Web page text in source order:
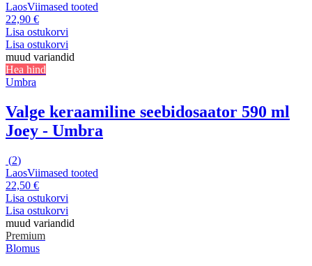
LaosViimased tooted
22,90 €
Lisa ostukorvi
Lisa ostukorvi
muud variandid
Hea hind
Umbra
Valge keraamiline seebidosaator 590 ml
Joey - Umbra
(2)
LaosViimased tooted
22,50 €
Lisa ostukorvi
Lisa ostukorvi
muud variandid
Premium
Blomus